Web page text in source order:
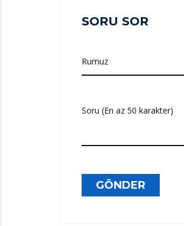
SORU SOR
Rumuz
Soru (En az 50 karakter)
GÖNDER